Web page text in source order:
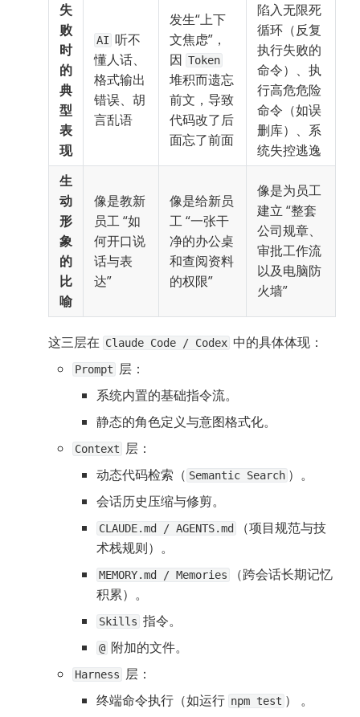
失
败
时
的
典
型
表
现
AI 听不
懂人话、
格式输出
错误、胡
言乱语
发生“上下
文焦虑”，
因 Token
堆积而遗忘
前文，导致
代码改了后
面忘了前面
陷入无限死
循环（反复
执行失败的
命令）、执
行高危危险
命令（如误
删库）、系
统失控逃逸
生
动
形
象
的
比
喻
像是教新
员工 “如
何开口说
话与表
达”
像是给新员
工 “一张干
净的办公桌
和查阅资料
的权限”
像是为员工
建立 “整套
公司规章、
审批工作流
以及电脑防
火墙”
这三层在 Claude Code / Codex 中的具体体现：
Prompt 层：
系统内置的基础指令流。
静态的角色定义与意图格式化。
Context 层：
动态代码检索（ Semantic Search ）。
会话历史压缩与修剪。
CLAUDE.md / AGENTS.md
（项目规范与技
术栈规则）。
MEMORY.md / Memories
（跨会话长期记忆
积累）。
Skills 指令。
@ 附加的文件。
Harness 层：
终端命令执行（如运行 npm test ） 。